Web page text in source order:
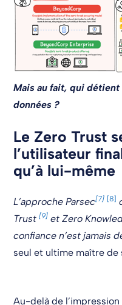
Mais au fait, qui détient
données ?
Le Zero Trust
l’utilisateur
qu’à lui-même
L’approche Parsec[7] [8]
Trust[9] et Zero
confiance n’est jamais
seul et ultime maître de
Au-delà de